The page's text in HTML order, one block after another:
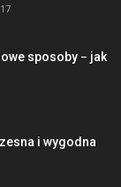
sposoby − jak
i wygodna